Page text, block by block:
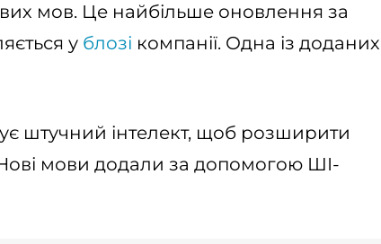
мов. Це найбільше оновлення за
у блозі компанії. Одна із доданих
штучний інтелект, щоб розширити
Нові мови додали за допомогою ШІ-